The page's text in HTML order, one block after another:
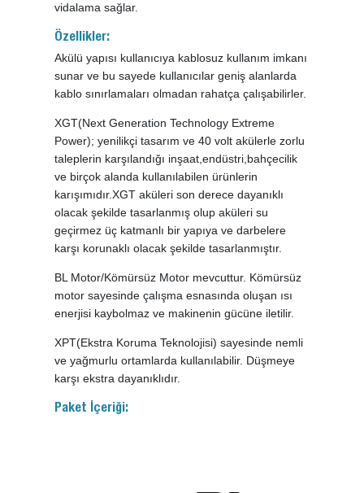
vidalama sağlar.
Özellikler:
Akülü yapısı kullanıcıya kablosuz kullanım imkanı
sunar ve bu sayede kullanıcılar geniş alanlarda
kablo sınırlamaları olmadan rahatça çalışabilirler.
XGT(Next Generation Technology Extreme
Power); yenilikçi tasarım ve 40 volt akülerle zorlu
taleplerin karşılandığı inşaat,endüstri,bahçecilik
ve birçok alanda kullanılabilen ürünlerin
karışımıdır.XGT aküleri son derece dayanıklı
olacak şekilde tasarlanmış olup aküleri su
geçirmez üç katmanlı bir yapıya ve darbelere
karşı korunaklı olacak şekilde tasarlanmıştır.
BL Motor/Kömürsüz Motor mevcuttur. Kömürsüz
motor sayesinde çalışma esnasında oluşan ısı
enerjisi kaybolmaz ve makinenin gücüne iletilir.
XPT(Ekstra Koruma Teknolojisi) sayesinde nemli
ve yağmurlu ortamlarda kullanılabilir. Düşmeye
karşı ekstra dayanıklıdır.
Paket İçeriği: